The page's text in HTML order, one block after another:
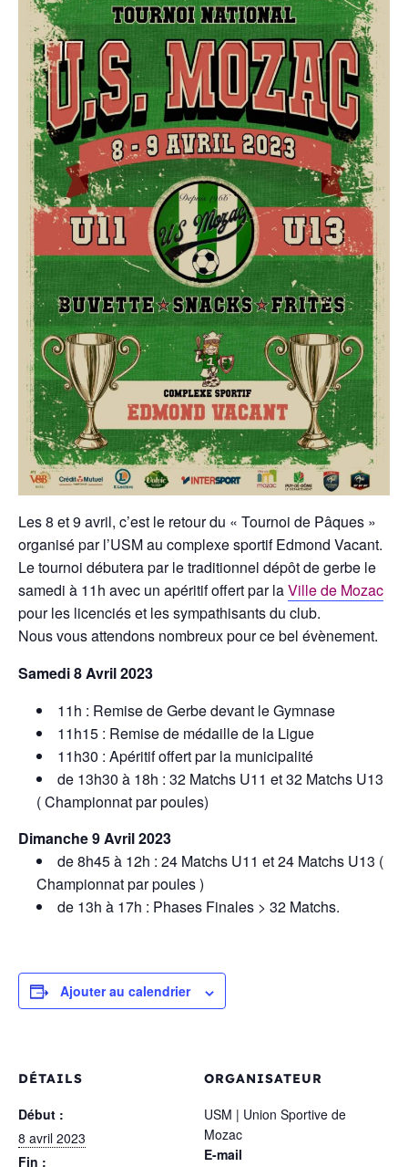
Les 8 et 9 avril, c’est le retour du « Tournoi de Pâques »
organisé par l’USM au complexe sportif Edmond Vacant.
Le tournoi débutera par le traditionnel dépôt de gerbe le
samedi à 11h avec un apéritif offert par laVille de Mozac
pour les licenciés et les sympathisants du club.
Nous vous attendons nombreux pour ce bel évènement.
Samedi 8 Avril 2023
11h : Remise de Gerbe devant le Gymnase
11h15 : Remise de médaille de la Ligue
11h30 : Apéritif offert par la municipalité
de 13h30 à 18h : 32 Matchs U11 et 32 Matchs U13
( Championnat par poules)
Dimanche 9 Avril 2023
de 8h45 à 12h : 24 Matchs U11 et 24 Matchs U13 (
Championnat par poules )
de 13h à 17h : Phases Finales > 32 Matchs.
Ajouter au calendrier
DÉTAILS
Début :
8 avril 2023
Fin :
ORGANISATEUR
USM | Union Sportive de
Mozac
E-mail